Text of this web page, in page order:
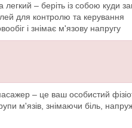
легкий – беріть із собою куди
для контролю та керування
і знімає м'язову напругу
– це ваш особистий
м'язів, знімаючи біль,